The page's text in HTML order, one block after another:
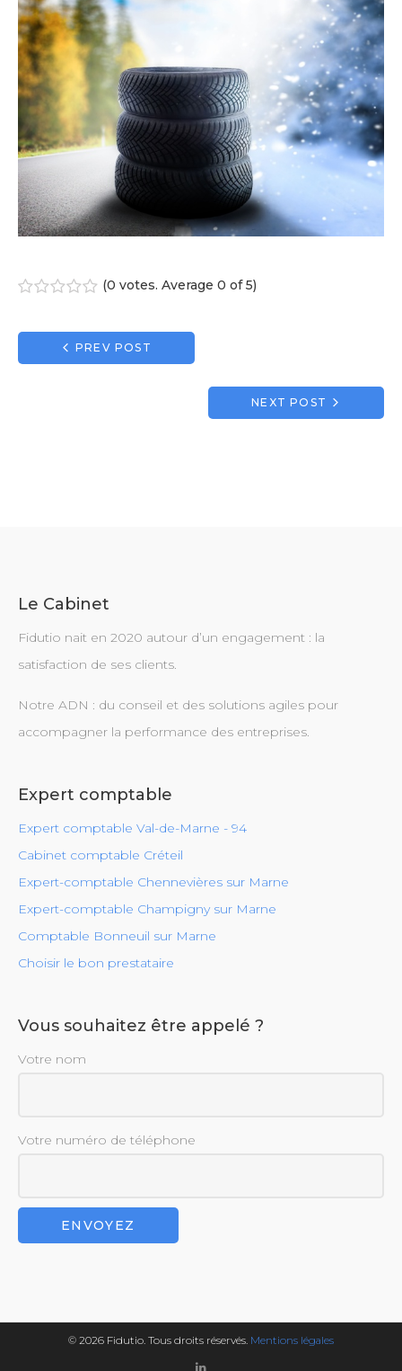
(0 votes. Average 0 of 5)
Navigation
de
PREV POST
NEXT POST
Le Cabinet
Fidutio nait en 2020 autour d’un engagement : la
satisfaction de ses clients.
Notre ADN : du conseil et des solutions agiles pour
accompagner la performance des entreprises.
Expert comptable
Expert comptable Val-de-Marne - 94
Cabinet comptable Créteil
Expert-comptable Chennevières sur Marne
Expert-comptable Champigny sur Marne
Comptable Bonneuil sur Marne
Choisir le bon prestataire
Vous souhaitez être appelé ?
Votre nom
Votre numéro de téléphone
© 2026 Fidutio. Tous droits réservés. Mentions légales